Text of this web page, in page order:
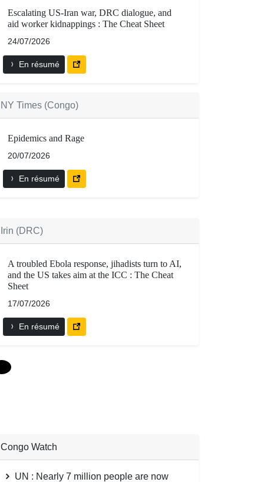
Escalating US-Iran war, DRC dialogue, and
aid worker kidnappings : The Cheat Sheet
24/07/2026
En résumé
NY Times (Congo)
Epidemics and Rage
20/07/2026
En résumé
Irin (DRC)
A troubled Ebola response, jihadists turn to AI,
and the US takes aim at the ICC : The Cheat
Sheet
17/07/2026
En résumé
Congo Watch
UN : Nearly 7 million people are now